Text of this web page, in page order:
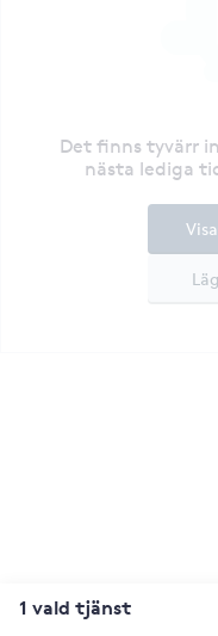
Det finns tyvärr
nästa lediga
1 vald tjänst